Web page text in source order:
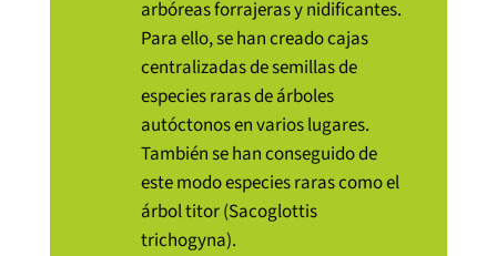
arbóreas forrajeras y nidificantes.
Para ello, se han creado cajas
centralizadas de semillas de
especies raras de árboles
autóctonos en varios lugares.
También se han conseguido de
este modo especies raras como el
árbol titor (Sacoglottis
trichogyna).